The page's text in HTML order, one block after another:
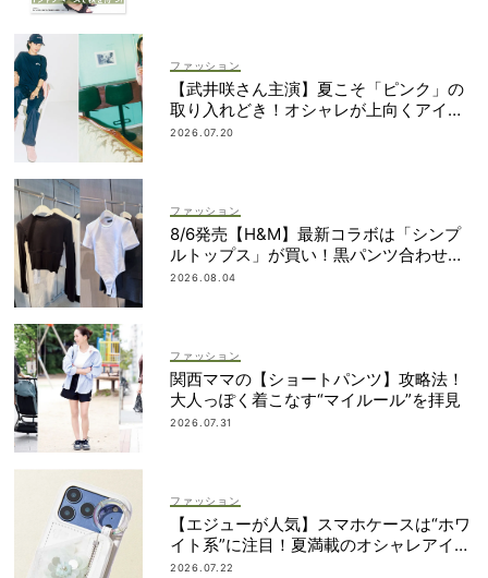
ファッション
【武井咲さん主演】夏こそ「ピンク」の
取り入れどき！オシャレが上向くアイデ
ィア6選
2026.07.20
ファッション
8/6発売【H&M】最新コラボは「シンプ
ルトップス」が買い！黒パンツ合わせも
即サマ見え
2026.08.04
ファッション
関西ママの【ショートパンツ】攻略法！
大人っぽく着こなす“マイルール”を拝見
2026.07.31
ファッション
【エジューが人気】スマホケースは“ホワ
イト系”に注目！夏満載のオシャレアイテ
ム４選
2026.07.22